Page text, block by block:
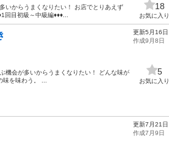
いからうまくなりたい！ お店でとりあえず
目初級～中級編♦♦♦...
18
お気に入り
機会が多いからうまくなりたい！ どんな味が
を味わう。 ...
更新5月16日
作成9月8日
5
お気に入り
更新7月21日
作成7月9日